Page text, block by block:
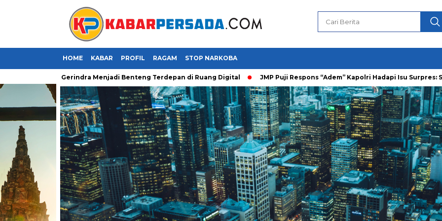
HOME KABAR PROFIL RAGAM STOP NARKOBA
Kader Gerindra Menjadi Benteng Terdepan di Ruang Digital JMP Puji Respons “Adem” Kapolri Hadapi Isu Surpres: Saya